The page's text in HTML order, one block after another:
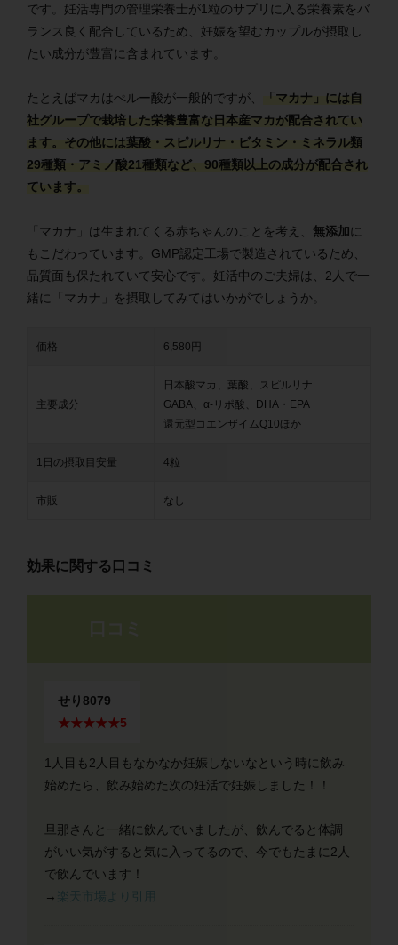
です。妊活専門の管理栄養士が1粒のサプリに入る栄養素をバ
ランス良く配合しているため、妊娠を望むカップルが摂取し
たい成分が豊富に含まれています。
たとえばマカはぺルー酸が一般的ですが、
「マカナ」には自
社グループで栽培した栄養豊富な日本産マカが配合されてい
ます。その他には葉酸・スピルリナ・ビタミン・ミネラル類
29種類・アミノ酸21種類など、90種類以上の成分が配合され
ています。
「マカナ」は生まれてくる赤ちゃんのことを考え、 無添加に
もこだわっています。GMP認定工場で製造されているため、
品質面も保たれていて安心です。妊活中のご夫婦は、2人で一
緒に「マカナ」を摂取してみてはいかがでしょうか。
価格 6,580円
主要成分
日本酸マカ、葉酸、スピルリナ
GABA、α-リポ酸、DHA・EPA
還元型コエンザイムQ10ほか
1日の摂取目安量 4粒
市販 なし
効果に関する口コミ
せり8079
★★★★★5
1人目も2人目もなかなか妊娠しないなという時に飲み
始めたら、飲み始めた次の妊活で妊娠しました！！
旦那さんと一緒に飲んでいましたが、飲んでると体調
がいい気がすると気に入ってるので、今でもたまに2人
で飲んでいます！
→ 楽天市場より引用